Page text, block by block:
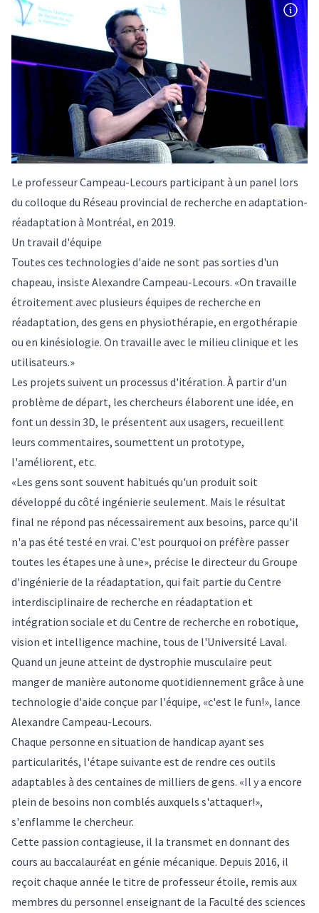
Le professeur Campeau-Lecours participant à un panel lors
du colloque du Réseau provincial de recherche en adaptation-
réadaptation à Montréal, en 2019.
Un travail d'équipe
Toutes ces technologies d'aide ne sont pas sorties d'un
chapeau, insiste Alexandre Campeau-Lecours. «On travaille
étroitement avec plusieurs équipes de recherche en
réadaptation, des gens en physiothérapie, en ergothérapie
ou en kinésiologie. On travaille avec le milieu clinique et les
utilisateurs.»
Les projets suivent un processus d'itération. À partir d'un
problème de départ, les chercheurs élaborent une idée, en
font un dessin 3D, le présentent aux usagers, recueillent
leurs commentaires, soumettent un prototype,
l'améliorent, etc.
«Les gens sont souvent habitués qu'un produit soit
développé du côté ingénierie seulement. Mais le résultat
final ne répond pas nécessairement aux besoins, parce qu'il
n'a pas été testé en vrai. C'est pourquoi on préfère passer
toutes les étapes une à une», précise le directeur du Groupe
d'ingénierie de la réadaptation, qui fait partie du Centre
interdisciplinaire de recherche en réadaptation et
intégration sociale et du Centre de recherche en robotique,
vision et intelligence machine, tous de l'Université Laval.
Quand un jeune atteint de dystrophie musculaire peut
manger de manière autonome quotidiennement grâce à une
technologie d'aide conçue par l'équipe, «c'est le fun!», lance
Alexandre Campeau-Lecours.
Chaque personne en situation de handicap ayant ses
particularités, l'étape suivante est de rendre ces outils
adaptables à des centaines de milliers de gens. «Il y a encore
plein de besoins non comblés auxquels s'attaquer!»,
s'enflamme le chercheur.
Cette passion contagieuse, il la transmet en donnant des
cours au baccalauréat en génie mécanique. Depuis 2016, il
reçoit chaque année le titre de professeur étoile, remis aux
membres du personnel enseignant de la Faculté des sciences